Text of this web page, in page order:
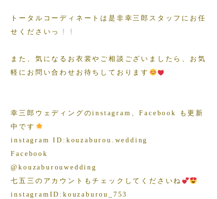
トータルコーディネートは是非幸三郎スタッフにお任
せくださいっ
また、気になるお衣裳やご相談ございましたら、お気
軽にお問い合わせお待ちしております
幸三郎ウェディングのinstagram、Facebook も更新
中です
instagram ID:kouzaburou.wedding
Facebook
@kouzaburouwedding
七五三のアカウントもチェックしてくださいね
instagramID:kouzaburou_753